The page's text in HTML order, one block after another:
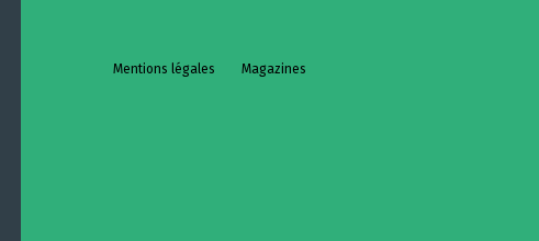
Mentions légales Magazines